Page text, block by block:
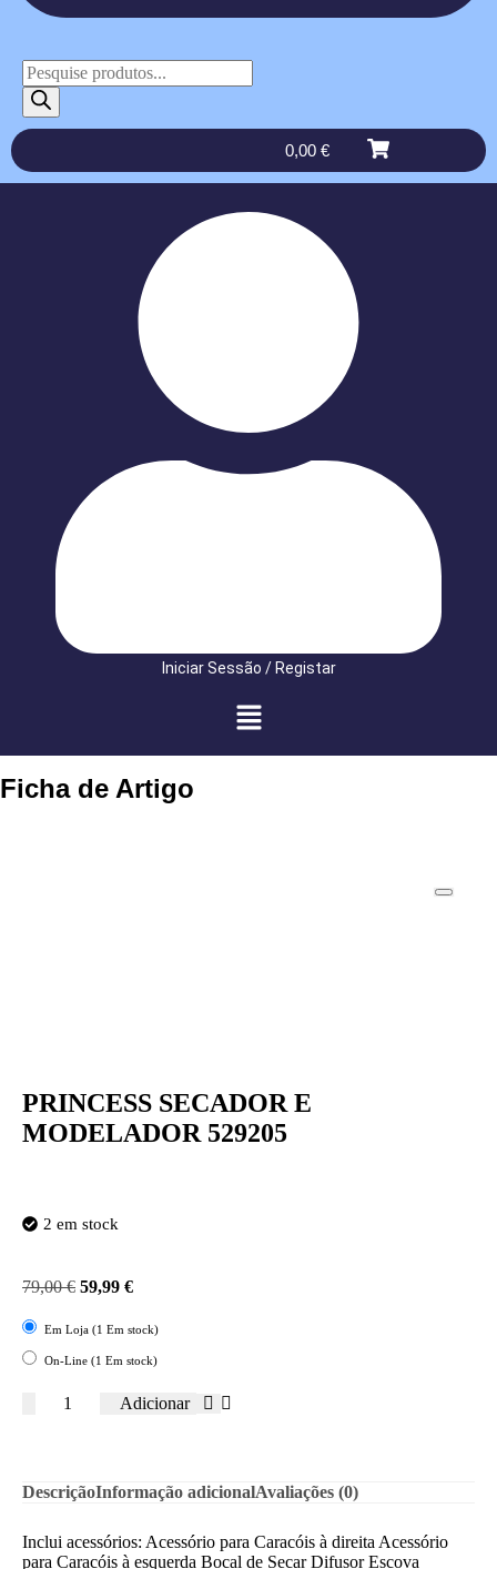
0,00 €
Iniciar Sessão / Registar
Ficha de Artigo
PRINCESS SECADOR E
MODELADOR 529205
2 em stock
79,00€ 59,99 €
Em Loja (1 Em stock)
On-Line (1 Em stock)
Adicionar
DescriçãoInformação adicionalAvaliações (0)
Inclui acessórios: Acessório para Caracóis à direita Acessório
para Caracóis à esquerda Bocal de Secar Difusor Escova